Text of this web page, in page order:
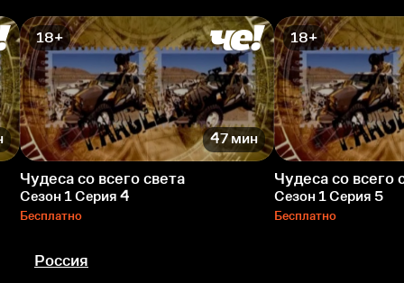
18+
47 мин
Чудеса со всего света
Сезон 1 Серия 4
Бесплатно
18+
Чудеса со всего
Сезон 1 Серия 5
Бесплатно
Россия